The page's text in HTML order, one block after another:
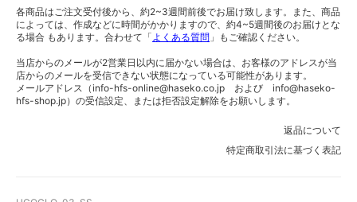
H：2400mm × W：710mm
H：2400mm × W：720mm
H：2400mm × W：730mm
H：2400mm × W：740mm
各商品はご注文受付後から、約2~3週間前後でお届け致します。また、商品
によっては、作成などに時間がかかりますので、約4~5週間後のお届けとな
る場合 もあります。合わせて「 よくある質問 」もご確認ください。
当店からのメールが2営業日以内に届かない場合は、お客様のアドレスが当
店からのメールを受信できない状態になっている可能性があります。
メールアドレス（info-hfs-online@haseko.co.jp および info@haseko-
hfs-shop.jp）の受信設定、または拒否設定解除をお願いします。
返品について
特定商取引法に基づく表記